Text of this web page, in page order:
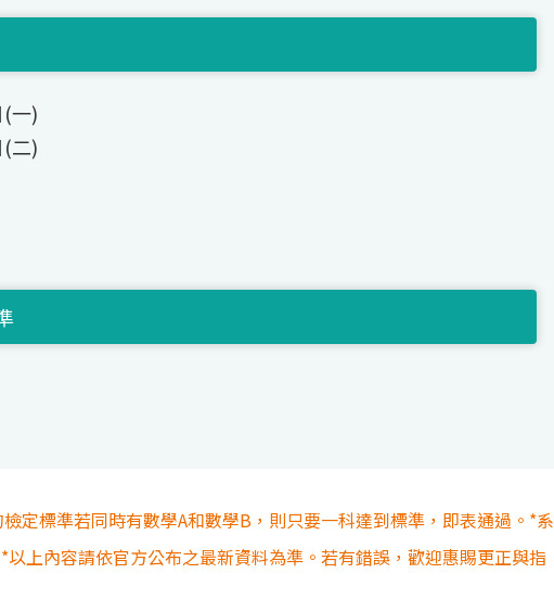
(一)
(二)
定標準若同時有數學A和數學B，則只要一科達到標準，即表通過。*系
上內容請依官方公布之最新資料為準。若有錯誤，歡迎惠賜更正與指